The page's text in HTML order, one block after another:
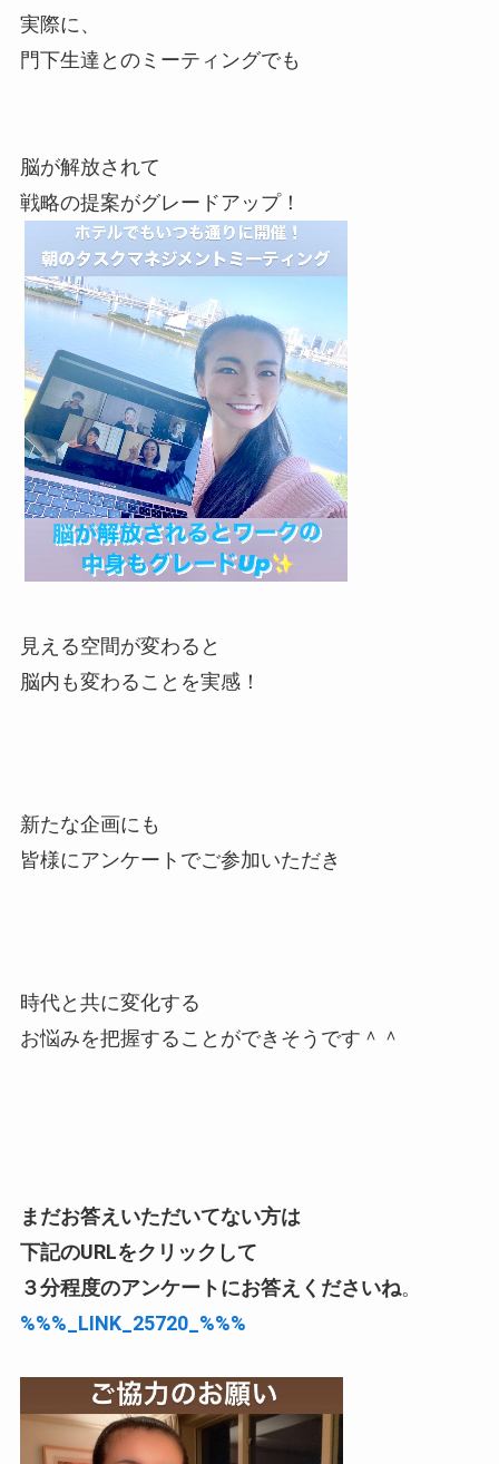
実際に、
門下生達とのミーティングでも
脳が解放されて
戦略の提案がグレードアップ！
見える空間が変わると
脳内も変わることを実感！
新たな企画にも
皆様にアンケートでご参加いただき
時代と共に変化する
お悩みを把握することができそうです＾＾
まだお答えいただいてない方は
下記のURLをクリックして
３分程度のアンケートにお答えくださいね。
%%%_LINK_25720_%%%